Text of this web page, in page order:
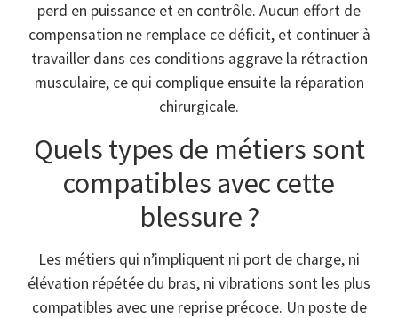
perd en puissance et en contrôle. Aucun effort de
compensation ne remplace ce déficit, et continuer à
travailler dans ces conditions aggrave la rétraction
musculaire, ce qui complique ensuite la réparation
chirurgicale.
Quels types de métiers sont
compatibles avec cette
blessure ?
Les métiers qui n’impliquent ni port de charge, ni
élévation répétée du bras, ni vibrations sont les plus
compatibles avec une reprise précoce. Un poste de